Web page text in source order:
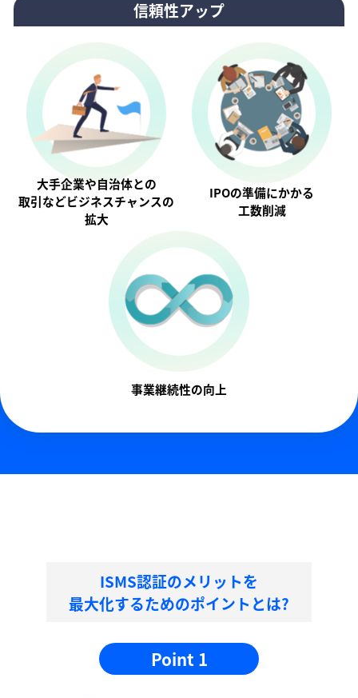
信頼性アップ
大手企業や自治体との
取引などビジネスチャンスの
拡大
IPOの準備にかかる
工数削減
事業継続性の向上
ISMS認証のメリットを
最大化するためのポイントとは?
Point 1